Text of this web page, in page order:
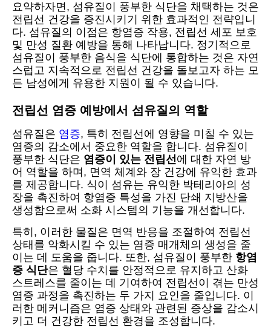
요약하자면, 섬유질이 풍부한 식단을 채택하는 것은
전립선 건강을 증진시키기 위한 효과적인 전략입니
다. 섬유질의 이점은 항염증 작용, 전립선 세포 보호
및 만성 질환 예방을 통해 나타납니다. 정기적으로
섬유질이 풍부한 음식을 식단에 통합하는 것은 자연
스럽고 지속적으로 전립선 건강을 돌보고자 하는 모
든 남성에게 유용한 지원이 될 수 있습니다.
전립선 염증 예방에서 섬유질의 역할
섬유질은 염증, 특히 전립선에 영향을 미칠 수 있는
염증의 감소에서 중요한 역할을 합니다. 섬유질이
풍부한 식단은 염증이 있는 전립선에 대한 자연 방
어 역할을 하며, 면역 체계와 장 건강에 유익한 효과
를 제공합니다. 식이 섬유는 유익한 박테리아의 성
장을 촉진하여 항염증 특성을 가진 단쇄 지방산을
생성함으로써 소화 시스템의 기능을 개선합니다.
특히, 이러한 물질은 면역 반응을 조절하여 전립선
상태를 악화시킬 수 있는 염증 매개체의 생성을 줄
이는 데 도움을 줍니다. 또한, 섬유질이 풍부한 항염
증 식단은 혈당 수치를 안정적으로 유지하고 산화
스트레스를 줄이는 데 기여하여 전립선이 겪는 만성
염증 과정을 촉진하는 두 가지 요인을 줄입니다. 이
러한 메커니즘은 염증 상태와 관련된 증상을 감소시
키고 더 건강한 전립선 환경을 조성합니다.